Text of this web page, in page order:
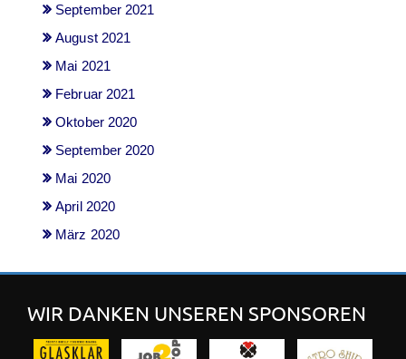
September 2021
August 2021
Mai 2021
Februar 2021
Oktober 2020
September 2020
Mai 2020
April 2020
März 2020
WIR DANKEN UNSEREN SPONSOREN